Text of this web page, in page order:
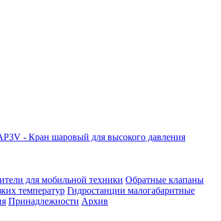
- Кран шаровый для высокого давления
для мобильной техники Обратные клапаны
температур Гидростанции малогабаритные
Принадлежности Архив